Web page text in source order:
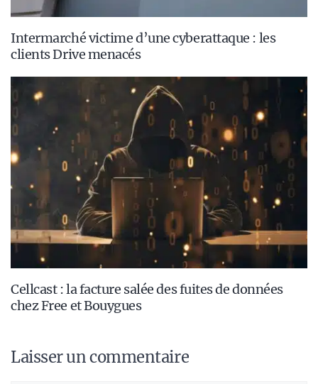
Intermarché victime d’une cyberattaque : les
clients Drive menacés
Cellcast : la facture salée des fuites de données
chez Free et Bouygues
Laisser un commentaire